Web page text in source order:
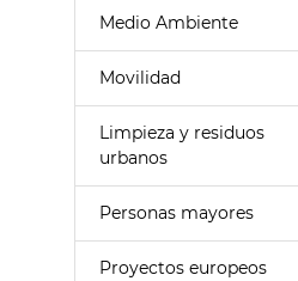
Medio Ambiente
Movilidad
Limpieza y residuos
urbanos
Personas mayores
Proyectos europeos